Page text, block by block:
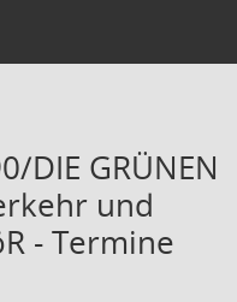
DIE GRÜNEN
und
- Termine